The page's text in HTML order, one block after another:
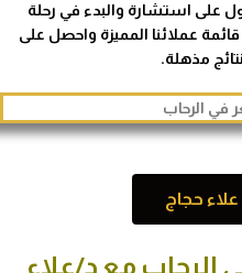
على استشارة والبدء في رحلة
عملائنا المميزة واحصل على
مذهلة.
حجاج
الرحاب مع د/علاء